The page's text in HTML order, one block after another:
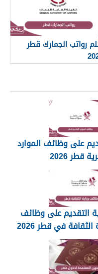
رواتب الجمارك قطر
على وظائف الموارد
قطر 2026
التقديم على وظائف
الثقافة في قطر 2026